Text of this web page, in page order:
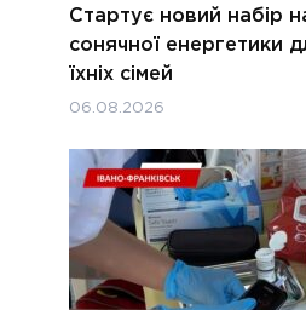
Стартує новий набір
сонячної енергетики
їхніх сімей
06.08.2026